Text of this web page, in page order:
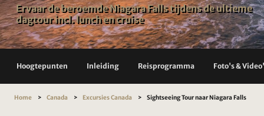
Ervaar de beroemde Niagara Falls tijdens de ultieme
dagtour incl. lunch en cruise
Hoogtepunten Inleiding Reisprogramma Foto's &
Home Canada Excursies Canada Sightseeing Tour naar Niagara Falls